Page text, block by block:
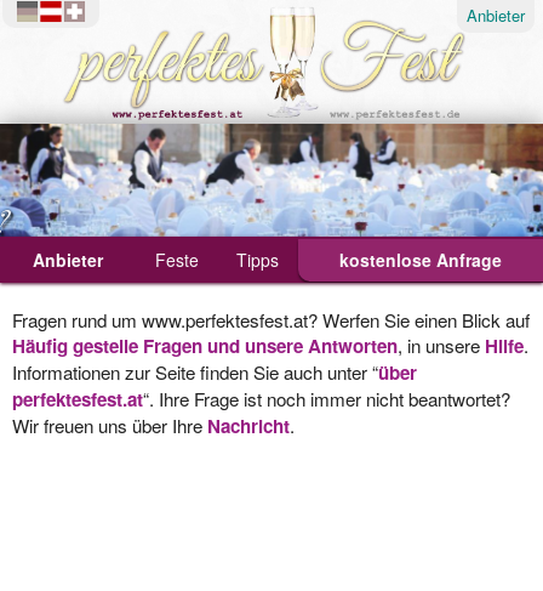
Anbieter
Anbieter
Feste
Geburtstagsfeier
Hochzeit
Weihnachtsfeier
Tipps kostenlose Anfrage
Fragen rund um www.perfektesfest.at? Werfen Sie einen Blick auf
Häufig gestelle Fragen und unsere Antworten, in unsere Hilfe.
Informationen zur Seite finden Sie auch unter “über
perfektesfest.at“. Ihre Frage ist noch immer nicht beantwortet?
Wir freuen uns über Ihre Nachricht.